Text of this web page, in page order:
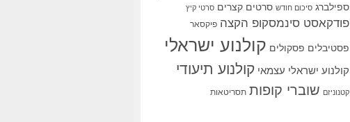
ספילברג סיכום חודש סרטים קצרים סרטי קיץ
פודקאסט סינמסקופ הקצה פיקסאר
פסטיבלים פסקולים קולנוע ישראלי
קולנוע ישראלי עצמאי קולנוע תיעודי
קטנוניזם שוברי קופות תסריטאות